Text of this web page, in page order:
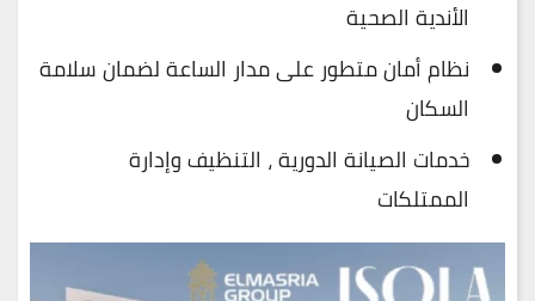
الأندية الصحية
نظام أمان متطور على مدار الساعة لضمان سلامة
السكان
خدمات الصيانة الدورية ، التنظيف وإدارة
الممتلكات